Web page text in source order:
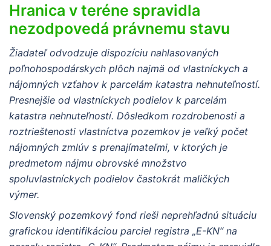
Hranica v teréne spravidla
nezodpovedá právnemu stavu
Žiadateľ odvodzuje dispozíciu nahlasovaných
poľnohospodárskych plôch najmä od vlastníckych a
nájomných vzťahov k parcelám katastra nehnuteľností.
Presnejšie od vlastníckych podielov k parcelám
katastra nehnuteľností. Dôsledkom rozdrobenosti a
roztrieštenosti vlastníctva pozemkov je veľký počet
nájomných zmlúv s prenajímateľmi, v ktorých je
predmetom nájmu obrovské množstvo
spoluvlastníckych podielov častokrát maličkých
výmer.
Slovenský pozemkový fond rieši neprehľadnú situáciu
grafickou identifikáciou parciel registra „E-KN“ na